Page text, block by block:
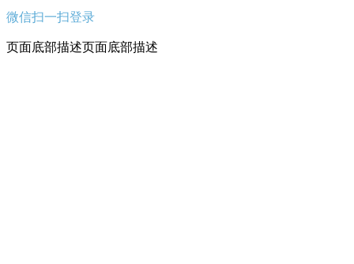
微信扫一扫登录
页面底部描述页面底部描述